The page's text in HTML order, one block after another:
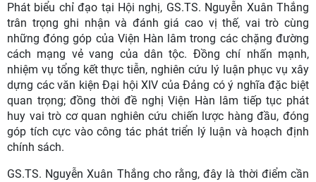
Phát biểu chỉ đạo tại Hội nghị, GS.TS. Nguyễn Xuân Thắng
trân trọng ghi nhận và đánh giá cao vị thế, vai trò cùng
những đóng góp của Viện Hàn lâm trong các chặng đường
cách mạng vẻ vang của dân tộc. Đồng chí nhấn mạnh,
nhiệm vụ tổng kết thực tiễn, nghiên cứu lý luận phục vụ xây
dựng các văn kiện Đại hội XIV của Đảng có ý nghĩa đặc biệt
quan trọng; đồng thời đề nghị Viện Hàn lâm tiếp tục phát
huy vai trò cơ quan nghiên cứu chiến lược hàng đầu, đóng
góp tích cực vào công tác phát triển lý luận và hoạch định
chính sách.
GS.TS. Nguyễn Xuân Thắng cho rằng, đây là thời điểm cần